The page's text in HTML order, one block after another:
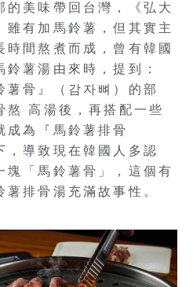
的美味帶回台灣，《弘大
雖有加馬鈴薯，但其實主
間熬煮而成，曾有韓國
薯湯由來時，提到：
薯骨』（감자뼈）的部
熬 高湯後，再搭配一些
成為『馬鈴薯排骨
，導致現在韓國人多認
塊「馬鈴薯骨」，這個有
排骨湯充滿故事性。